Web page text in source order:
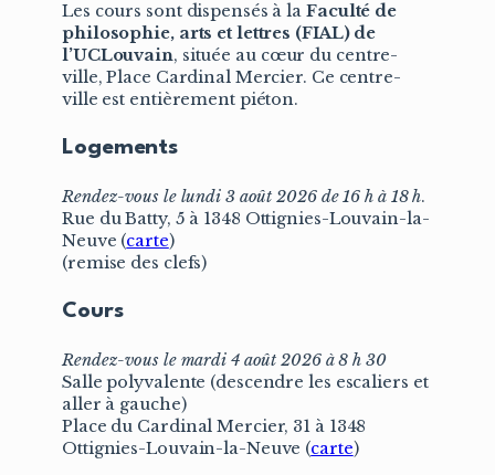
Les cours sont dispensés à la Faculté de
philosophie, arts et lettres (FIAL) de
l’UCLouvain, située au cœur du centre-
ville, Place Cardinal Mercier. Ce centre-
ville est entièrement piéton.
Logements
Rendez-vous le lundi 3 août 2026 de 16 h à 18 h.
Rue du Batty, 5 à 1348 Ottignies-Louvain-la-
Neuve (carte)
(remise des clefs)
Cours
Rendez-vous le mardi 4 août 2026 à 8 h 30
Salle polyvalente (descendre les escaliers et
aller à gauche)
Place du Cardinal Mercier, 31 à 1348
Ottignies-Louvain-la-Neuve (carte)